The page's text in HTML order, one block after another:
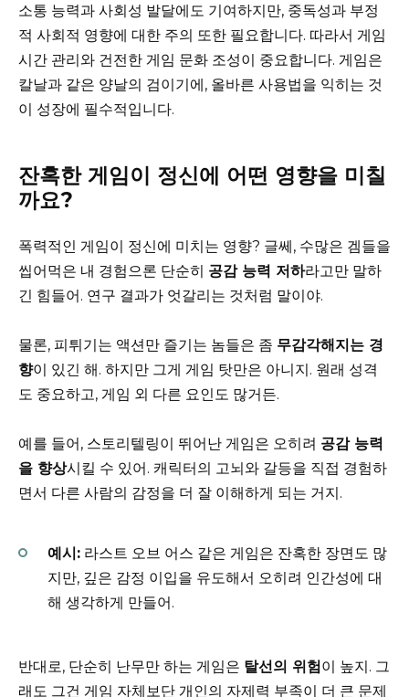
소통 능력과 사회성 발달에도 기여하지만, 중독성과 부정
적 사회적 영향에 대한 주의 또한 필요합니다. 따라서 게임
시간 관리와 건전한 게임 문화 조성이 중요합니다. 게임은
칼날과 같은 양날의 검이기에, 올바른 사용법을 익히는 것
이 성장에 필수적입니다.
잔혹한 게임이 정신에 어떤 영향을 미칠
까요?
폭력적인 게임이 정신에 미치는 영향? 글쎄, 수많은 겜들을
씹어먹은 내 경험으론 단순히 공감 능력 저하라고만 말하
긴 힘들어. 연구 결과가 엇갈리는 것처럼 말이야.
물론, 피튀기는 액션만 즐기는 놈들은 좀 무감각해지는 경
향이 있긴 해. 하지만 그게 게임 탓만은 아니지. 원래 성격
도 중요하고, 게임 외 다른 요인도 많거든.
예를 들어, 스토리텔링이 뛰어난 게임은 오히려 공감 능력
을 향상시킬 수 있어. 캐릭터의 고뇌와 갈등을 직접 경험하
면서 다른 사람의 감정을 더 잘 이해하게 되는 거지.
예시: 라스트 오브 어스 같은 게임은 잔혹한 장면도 많
지만, 깊은 감정 이입을 유도해서 오히려 인간성에 대
해 생각하게 만들어.
반대로, 단순히 난무만 하는 게임은 탈선의 위험이 높지. 그
래도 그건 게임 자체보단 개인의 자제력 부족이 더 큰 문제